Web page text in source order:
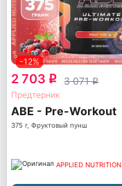
-12%
2 703 q 3 071q
Предтерник
ABE - Pre-Workout
375 г, Фруктовый пунш
APPLIED NUTRITION